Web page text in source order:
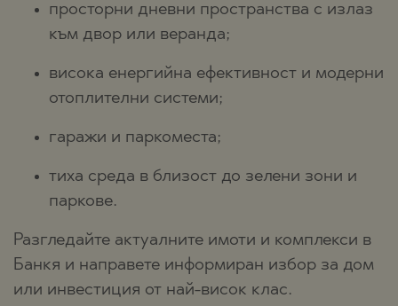
просторни дневни пространства с излаз
към двор или веранда;
висока енергийна ефективност и модерни
отоплителни системи;
гаражи и паркоместа;
тиха среда в близост до зелени зони и
паркове.
Разгледайте актуалните имоти и комплекси в
Банкя и направете информиран избор за дом
или инвестиция от най-висок клас.